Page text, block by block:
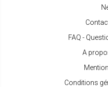
FAQ -
A
Conditions